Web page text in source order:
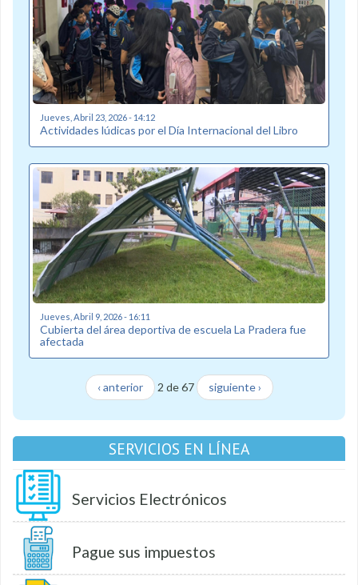
Jueves, Abril 23, 2026 - 14:12
Actividades lúdicas por el Día Internacional del Libro
Jueves, Abril 9, 2026 - 16:11
Cubierta del área deportiva de escuela La Pradera fue
afectada
‹ anterior 2 de 67 siguiente ›
SERVICIOS EN LÍNEA
Servicios Electrónicos
Pague sus impuestos